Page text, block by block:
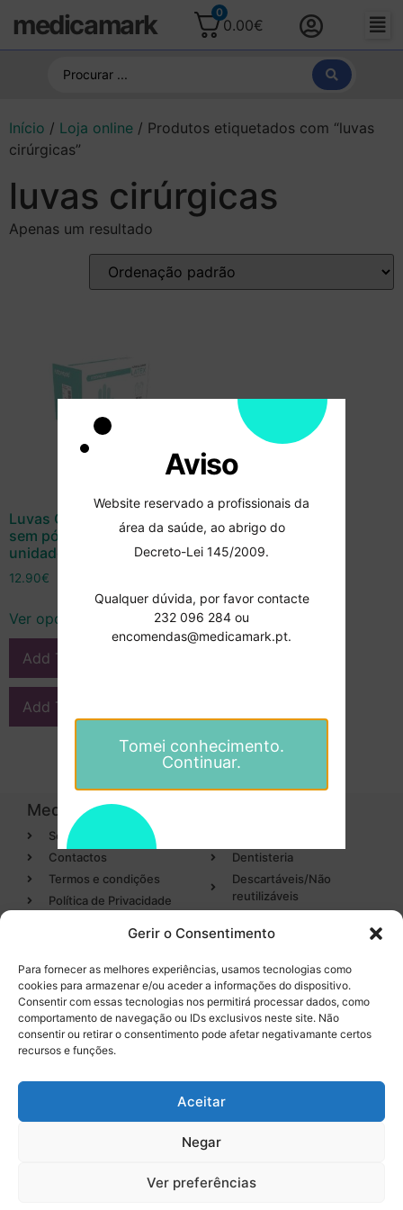
Gerir o Consentimento
Para fornecer as melhores experiências, usamos tecnologias como
cookies para armazenar e/ou aceder a informações do dispositivo.
Consentir com essas tecnologias nos permitirá processar dados, como
comportamento de navegação ou IDs exclusivos neste site. Não
consentir ou retirar o consentimento pode afetar negativamante certos
recursos e funções.
Aceitar
Negar
Ver preferências
medicamark 0
0.00€
Início / Loja online / Produtos etiquetados com “luvas
cirúrgicas”
luvas cirúrgicas
Apenas um resultado
Luvas Cirúrgicas Látex
sem pó Esterilizadas 100
unidades – Rubbergold
12.90€
Ver opções
Add To Compare
Add To Wishlist
Medicamark
Sobre
Contactos
Termos e condições
Política de Privacidade
Dentisteria
Descartáveis/Não
reutilizáveis
Desinfectantes
Categorias
Endodontia
Higiene Oral
Entregas em 24h
de produtos em stock
nacional)
Licença INFARMED Nº 220/DM2016Resolução de conflitos de Consumo
Aviso
Website reservado a profissionais da
área da saúde, ao abrigo do
Decreto-Lei 145/2009.
Qualquer dúvida, por favor contacte
232 096 284 ou
encomendas@medicamark.pt.
Tomei conhecimento.
Continuar.